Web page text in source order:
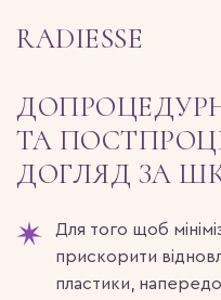
RADIESSE
ТА
ДОГЛЯД ЗА
Для того щоб
прискорити
пластики,